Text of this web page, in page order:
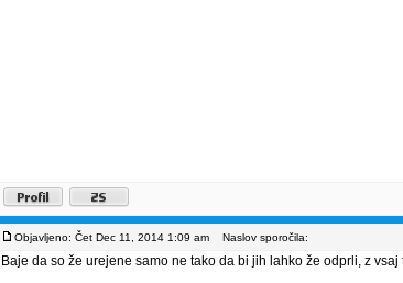
Objavljeno: Čet Dec 11, 2014 1:09 am Naslov sporočila:
Baje da so že urejene samo ne tako da bi jih lahko že odprli, z